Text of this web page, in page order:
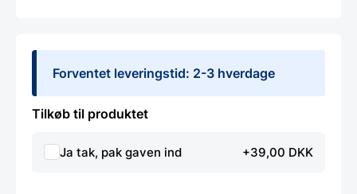
Forventet leveringstid: 2-3 hverdage
Tilkøb til produktet
Ja tak, pak gaven ind +39,00 DKK